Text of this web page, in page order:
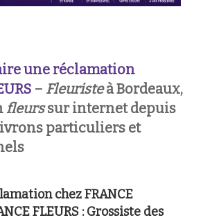
une réclamation
– Fleuristeà Bordeaux,
fleurssur internet depuis
particuliers et
chez FRANCE
FLEURS : Grossiste des